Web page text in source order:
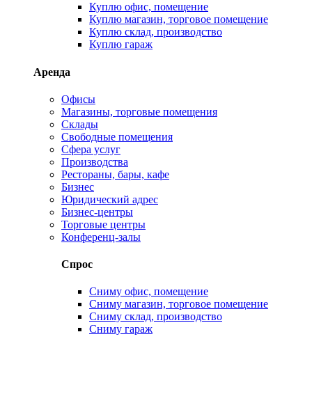
Куплю офис, помещение
Куплю магазин, торговое помещение
Куплю склад, производство
Куплю гараж
Аренда
Офисы
Магазины, торговые помещения
Склады
Свободные помещения
Сфера услуг
Производства
Рестораны, бары, кафе
Бизнес
Юридический адрес
Бизнес-центры
Торговые центры
Конференц-залы
Спрос
Сниму офис, помещение
Сниму магазин, торговое помещение
Сниму склад, производство
Сниму гараж